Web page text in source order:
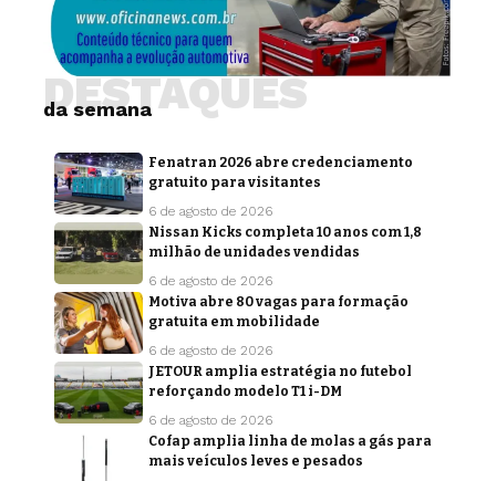
da semana
DESTAQUES
Fenatran 2026 abre credenciamento
gratuito para visitantes
6 de agosto de 2026
Nissan Kicks completa 10 anos com 1,8
milhão de unidades vendidas
6 de agosto de 2026
Motiva abre 80 vagas para formação
gratuita em mobilidade
6 de agosto de 2026
JETOUR amplia estratégia no futebol
reforçando modelo T1 i-DM
6 de agosto de 2026
Cofap amplia linha de molas a gás para
mais veículos leves e pesados